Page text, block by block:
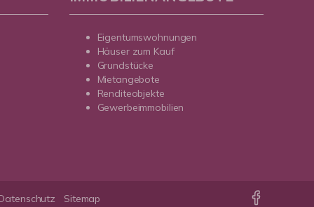
Eigentumswohnungen
Häuser zum Kauf
Grundstücke
Mietangebote
Renditeobjekte
Gewerbeimmobilien
Sitemap